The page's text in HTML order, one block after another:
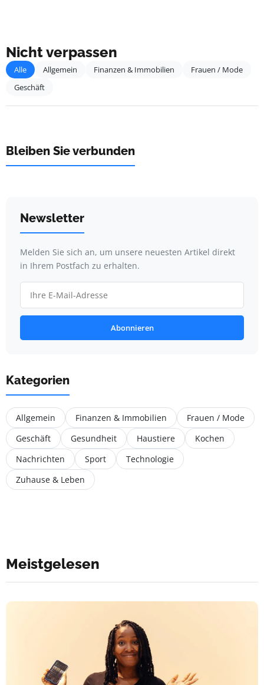
Nicht verpassen
Alle Allgemein Finanzen & Immobilien
Frauen / Mode
Geschäft
Bleiben Sie verbunden
Newsletter
Melden Sie sich an, um unsere neuesten Artikel direkt
in Ihrem Postfach zu erhalten.
Abonnieren
Kategorien
Allgemein Finanzen & Immobilien
Frauen / Mode
Geschäft
Gesundheit Haustiere
Kochen
Nachrichten
Sport
Technologie
Zuhause & Leben
Meistgelesen